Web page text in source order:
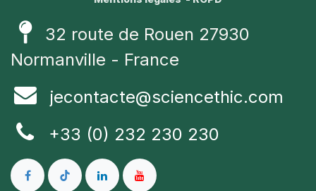
32 route de Rouen 27930
Normanville - France
jecontacte@sciencethic.com
+33 (0) 232 230 230